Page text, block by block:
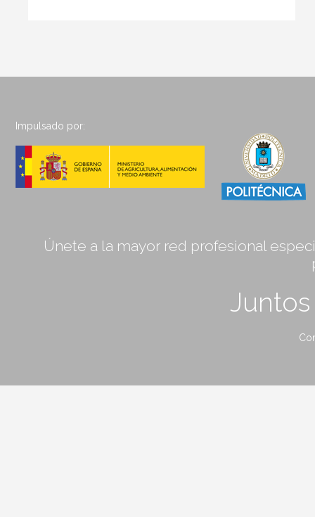
Impulsado por:
Únete a la mayor red profesional